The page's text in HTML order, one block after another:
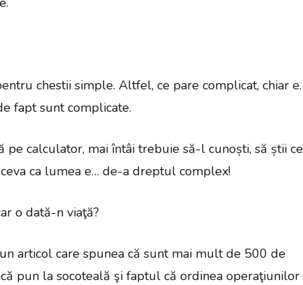
chestii simple. Altfel, ce pare complicat, chiar e.
fapt sunt complicate.
calculator, mai întâi trebuie să-l cunoști, să știi ce
ca lumea e… de-a dreptul complex!
o dată-n viaţă?
articol care spunea că sunt mai mult de 500 de
pun la socoteală şi faptul că ordinea operaţiunilor